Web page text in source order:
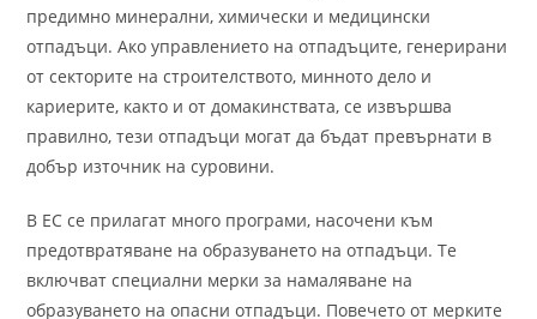
предимно минерални, химически и медицински
отпадъци. Ако управлението на отпадъците, генерирани
от секторите на строителството, минното дело и
кариерите, както и от домакинствата, се извършва
правилно, тези отпадъци могат да бъдат превърнати в
добър източник на суровини.
В ЕС се прилагат много програми, насочени към
предотвратяване на образуването на отпадъци. Те
включват специални мерки за намаляване на
образуването на опасни отпадъци. Повечето от мерките